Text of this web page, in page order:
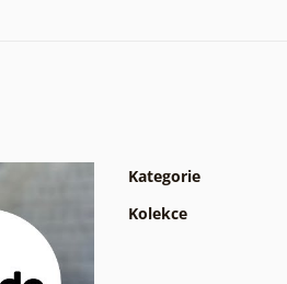
Kategorie
Kolekce